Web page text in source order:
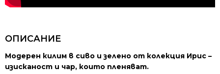
ОПИСАНИЕ
Модерен килим в сиво и зелено от колекция Ирис –
изисканост и чар, които пленяват.